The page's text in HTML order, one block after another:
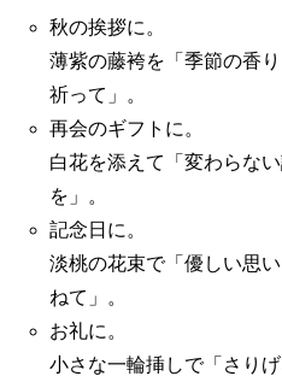
秋の挨拶に。
薄紫の藤袴を「季節の香
祈って」。
再会のギフトに。
白花を添えて「変わらな
を」。
記念日に。
淡桃の花束で「優しい思
ねて」。
お礼に。
小さな一輪挿しで「さり